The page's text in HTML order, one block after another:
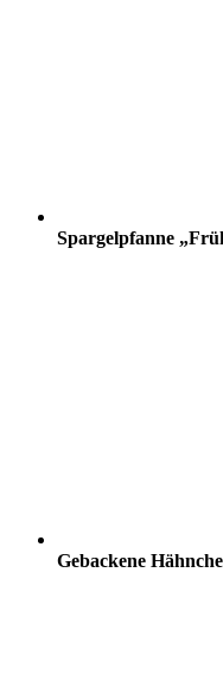
Spargelpfanne
Gebackene